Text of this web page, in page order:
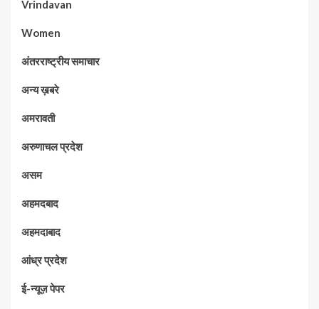
Vrindavan
Women
अंतरराष्ट्रीय समाचार
अन्य ख़बरे
अमरावती
अरुणाचल प्रदेश
असम
अहमदबाद
अहमदाबाद
आंध्र प्रदेश
ई-न्यूज़ पेपर